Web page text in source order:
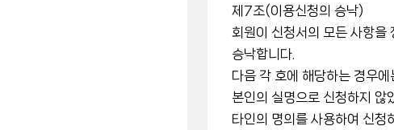
제7조(이용신청의 승낙)
회원이 신청서의 모든 사항을
승낙합니다.
다음 각 호에 해당하는 경우
본인의 실명으로 신청하지 않
타인의 명의를 사용하여 신청